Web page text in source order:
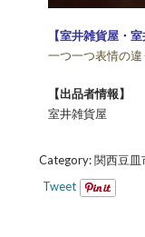
【室井雑貨屋・
一つ一つ表情の
【出品者情報】
室井雑貨屋
Category:関西豆皿
Tweet